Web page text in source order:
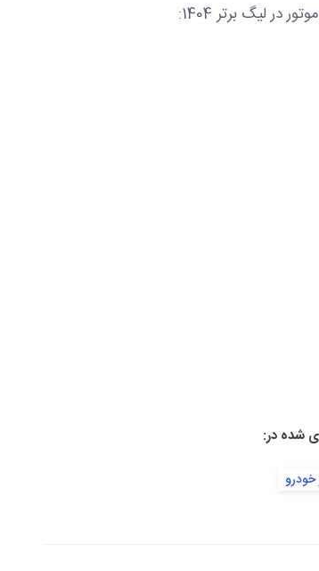
در لیگ برتر 1404:
شده در:
خودرو